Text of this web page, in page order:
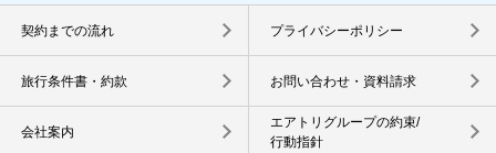
契約までの流れ プライバシーポリシー
旅行条件書・約款 お問い合わせ・資料請求
会社案内
エアトリグループの約束/
行動指針